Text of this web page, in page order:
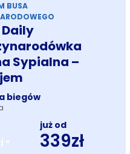
BUSA
Sypialna –
biegów
»
już od
339zł